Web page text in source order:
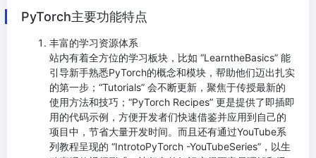
PyTorch主要功能特点
丰富的学习资源体系
站内有着全方位的学习板块，比如 “LearntheBasics” 能
引导新手熟悉PyTorch的概念和模块，帮助他们迈出扎实
的第一步；“Tutorials” 会不断更新，聚焦于传授最新的
使用方法和技巧；“PyTorch Recipes” 更是提供了即插即
用的代码示例，方便开发者们快速借鉴并应用到自己的
项目中，节省大量开发时间。而且还有通过YouTube系
列教程呈现的 “IntrotoPyTorch -YouTubeSeries”，以生